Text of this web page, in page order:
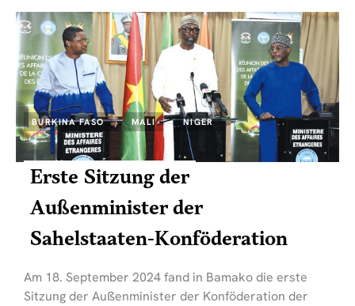
BURKINA FASO MALI NIGER
Erste Sitzung der
Außenminister der
Sahelstaaten-Konföderation
Am 18. September 2024 fand in Bamako die erste
Sitzung der Außenminister der Konföderation der